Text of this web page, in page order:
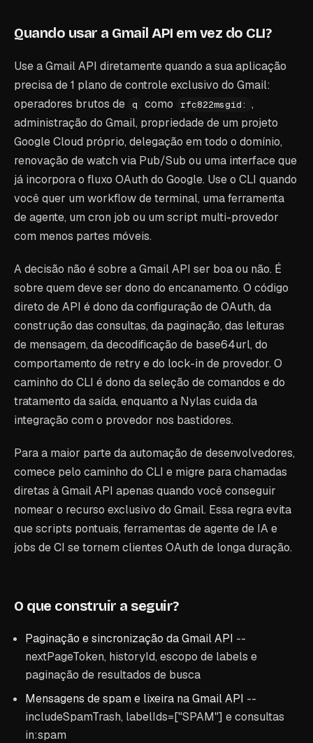
Quando usar a Gmail API em vez do CLI?
Use a Gmail API diretamente quando a sua aplicação
precisa de 1 plano de controle exclusivo do Gmail:
operadores brutos de q como rfc822msgid: ,
administração do Gmail, propriedade de um projeto
Google Cloud próprio, delegação em todo o domínio,
renovação de watch via Pub/Sub ou uma interface que
já incorpora o fluxo OAuth do Google. Use o CLI quando
você quer um workflow de terminal, uma ferramenta
de agente, um cron job ou um script multi-provedor
com menos partes móveis.
A decisão não é sobre a Gmail API ser boa ou não. É
sobre quem deve ser dono do encanamento. O código
direto de API é dono da configuração de OAuth, da
construção das consultas, da paginação, das leituras
de mensagem, da decodificação de base64url, do
comportamento de retry e do lock-in de provedor. O
caminho do CLI é dono da seleção de comandos e do
tratamento da saída, enquanto a Nylas cuida da
integração com o provedor nos bastidores.
Para a maior parte da automação de desenvolvedores,
comece pelo caminho do CLI e migre para chamadas
diretas à Gmail API apenas quando você conseguir
nomear o recurso exclusivo do Gmail. Essa regra evita
que scripts pontuais, ferramentas de agente de IA e
jobs de CI se tornem clientes OAuth de longa duração.
O que construir a seguir?
Paginação e sincronização da Gmail API --
nextPageToken, historyId, escopo de labels e
paginação de resultados de busca
Mensagens de spam e lixeira na Gmail API --
includeSpamTrash, labelIds=["SPAM"] e consultas
in:spam